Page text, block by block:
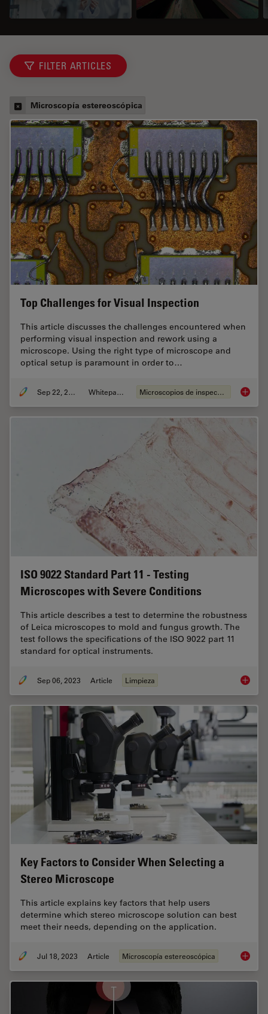
FILTER ARTICLES
Microscopía estereoscópica
Top Challenges for Visual Inspection
This article discusses the challenges encountered when
performing visual inspection and rework using a
microscope. Using the right type of microscope and
optical setup is paramount in order to…
Sep 22, 2023 Whitepaper Microscopios de inspección Top
ISO 9022 Standard Part 11 - Testing
Microscopes with Severe Conditions
This article describes a test to determine the robustness
of Leica microscopes to mold and fungus growth. The
test follows the specifications of the ISO 9022 part 11
standard for optical instruments.
Sep 06, 2023 Article Limpieza ISO
Key Factors to Consider When Selecting a
Stereo Microscope
This article explains key factors that help users
determine which stereo microscope solution can best
meet their needs, depending on the application.
Jul 18, 2023 Article Microscopía estereoscópica Key